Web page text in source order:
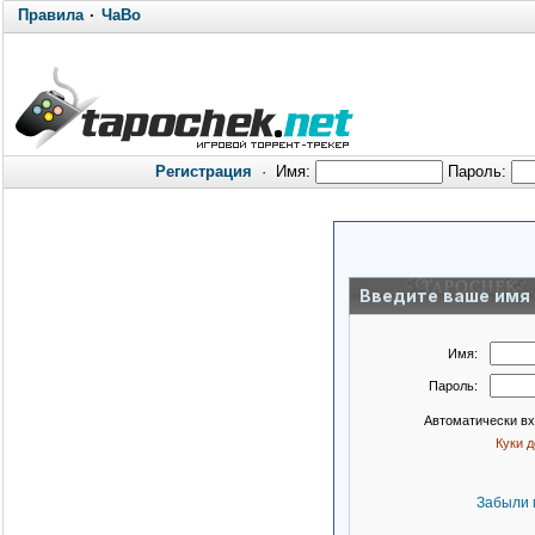
Правила· ЧаВо
Регистрация · Имя: Пароль:
Введите ваше имя
Имя:
Пароль:
Автоматически
Куки
Забыли